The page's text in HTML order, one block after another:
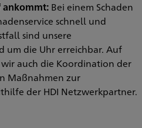
ankommt: Bei einem Schaden
schnell und
sind unsere
um die Uhr erreichbar. Auf
auch die Koordination der
Maßnahmen zur
der HDI Netzwerkpartner.